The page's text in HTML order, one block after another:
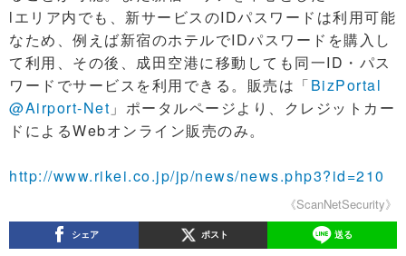
lエリア内でも、新サービスのIDパスワードは利用可能
なため、例えば新宿のホテルでIDパスワードを購入し
て利用、その後、成田空港に移動しても同一ID・パス
ワードでサービスを利用できる。販売は「BizPortal
@Airport-Net 」ポータルページより、クレジットカー
ドによるWebオンライン販売のみ。
http://www.rikei.co.jp/jp/news/news.php3?id=210
《ScanNetSecurity》
シェア ポスト 送る